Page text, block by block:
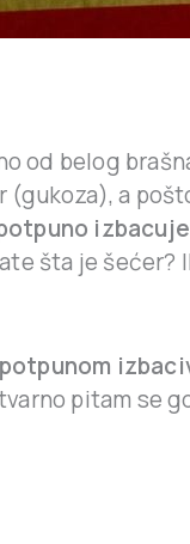
od belog
(gukoza), a
izbacuje
šta je šećer?
potpunom
pitam se